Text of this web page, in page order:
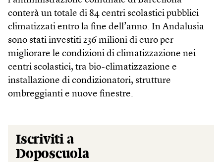
conterà un totale di 84 centri scolastici pubblici
climatizzati entro la fine dell’anno. In Andalusia
sono stati investiti 236 milioni di euro per
migliorare le condizioni di climatizzazione nei
centri scolastici, tra bio-climatizzazione e
installazione di condizionatori, strutture
ombreggianti e nuove finestre.
Iscriviti a
Doposcuola